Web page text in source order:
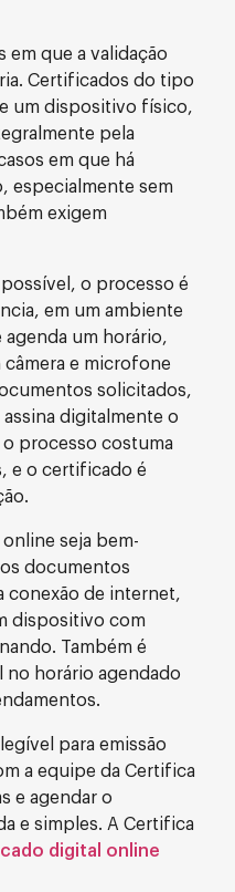
em que a validação
Certificados do tipo
um dispositivo físico,
pela
em que há
especialmente sem
exigem
o processo é
em um ambiente
um horário,
câmera e microfone
solicitados,
digitalmente o
processo costuma
e o certificado é
online seja bem-
documentos
conexão de internet,
dispositivo com
Também é
horário agendado
para emissão
a equipe da Certifica
e agendar o
e simples. A Certifica
digital online